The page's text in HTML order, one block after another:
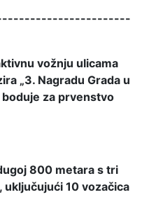
vožnju ulicama
„3. Nagradu Grada u
za prvenstvo
800 metara s tri
uključujući 10 vozačica